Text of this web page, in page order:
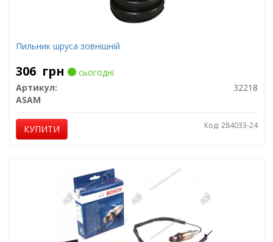
Пильник шруса зовнішній
306 грн
сьогодні
Артикул:
32218
ASAM
КУПИТИ Код: 284033-24